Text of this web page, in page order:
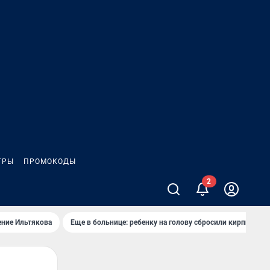
ПРОМОКОДЫ
2
Ильтякова Еще в больнице: ребенку на голову сбросили кирпич